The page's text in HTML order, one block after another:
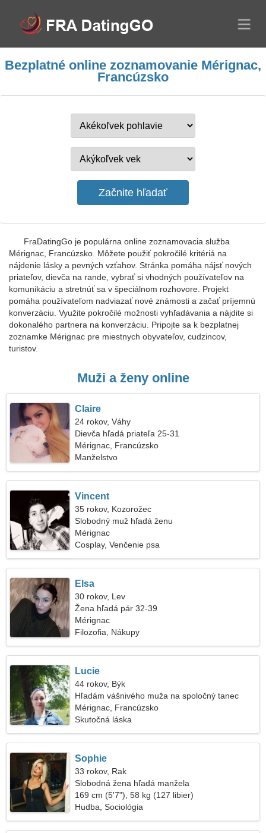
Bezplatné online zoznamovanie Mérignac,
Francúzsko
FraDatingGo je populárna online zoznamovacia služba
Mérignac, Francúzsko. Môžete použiť pokročilé kritériá na
nájdenie lásky a pevných vzťahov. Stránka pomáha nájsť nových
priateľov, dievča na rande, vybrať si vhodných používateľov na
komunikáciu a stretnúť sa v špeciálnom rozhovore. Projekt
pomáha používateľom nadviazať nové známosti a začať príjemnú
konverzáciu. Využite pokročilé možnosti vyhľadávania a nájdite si
dokonalého partnera na konverzáciu. Pripojte sa k bezplatnej
zoznamke Mérignac pre miestnych obyvateľov, cudzincov,
turistov.
Muži a ženy online
Claire
24 rokov, Váhy
Dievča hľadá priateľa 25-31
Mérignac, Francúzsko
Manželstvo
Vincent
35 rokov, Kozorožec
Slobodný muž hľadá ženu
Mérignac
Cosplay, Venčenie psa
Elsa
30 rokov, Lev
Žena hľadá pár 32-39
Mérignac
Filozofia, Nákupy
Lucie
44 rokov, Býk
Hľadám vášnivého muža na spoločný tanec
Mérignac, Francúzsko
Skutočná láska
Sophie
33 rokov, Rak
Slobodná žena hľadá manžela
169 cm (5'7"), 58 kg (127 libier)
Hudba, Sociológia